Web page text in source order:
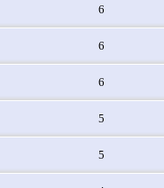
6
6
6
5
5